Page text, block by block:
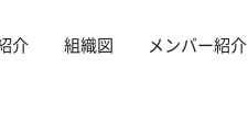
介 組織図 メンバー紹介